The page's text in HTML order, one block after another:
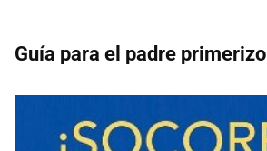
Guía para el padre primerizo